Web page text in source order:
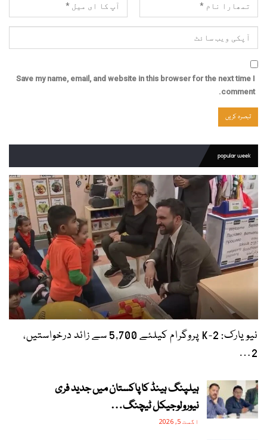
Save my name, email, and website in this browser for the next time I
comment.
popular week
نیویارک: 2-K پروگرام کیلئے 5,700 سے زائد درخواستیں،
2…
ہیلپنگ ہینڈ کا پاکستان میں جدید فری
نیورولوجیکل ٹیچنگ…
اگست 5, 2026